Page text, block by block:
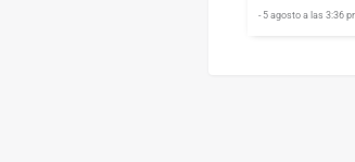
- 5 agosto a las 3:36